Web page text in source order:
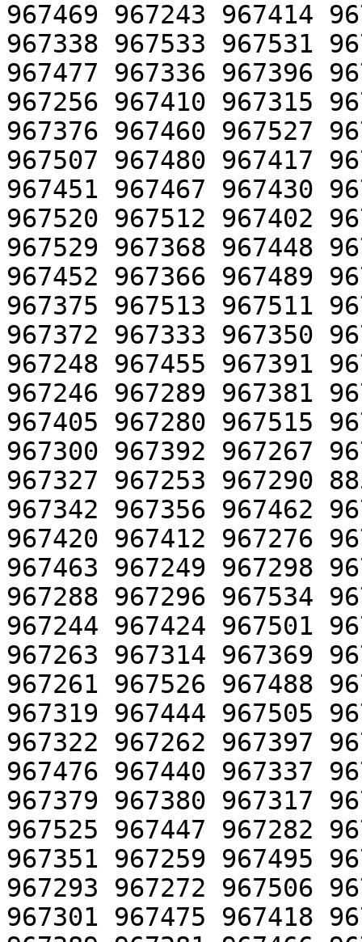
967469 967243 967414
967338 967533 967531
967477 967336 967396
967256 967410 967315
967376 967460 967527
967507 967480 967417
967451 967467 967430
967520 967512 967402
967529 967368 967448
967452 967366 967489
967375 967513 967511
967372 967333 967350
967248 967455 967391
967246 967289 967381
967405 967280 967515
967300 967392 967267
967327 967253 967290
967342 967356 967462
967420 967412 967276
967463 967249 967298
967288 967296 967534
967244 967424 967501
967263 967314 967369
967261 967526 967488
967319 967444 967505
967322 967262 967397
967476 967440 967337
967379 967380 967317
967525 967447 967282
967351 967259 967495
967293 967272 967506
967301 967475 967418